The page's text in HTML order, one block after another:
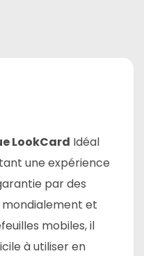
LookCard Idéal
une expérience
par des
et
mobiles, il
à utiliser en